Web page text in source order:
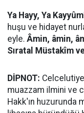
Ya Hayy, Ya
huşu ve hidayet
eyle. Âmin, âmin,
Sıratal Müstakîm
DİPNOT:
muazzam ilmini ve
Hakk'ın huzurunda